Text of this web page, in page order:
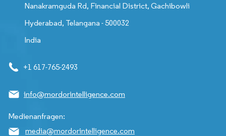
Nanakramguda Rd, Financial District, Gachibowli
Hyderabad, Telangana - 500032
India
+1 617-765-2493
info@mordorintelligence.com
Medienanfragen:
media@mordorintelligence.com